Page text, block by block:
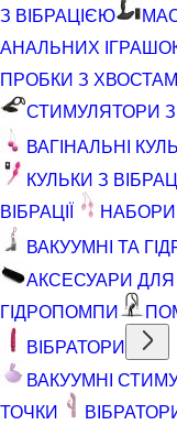
З ВІБРАЦІЄЮ
АНАЛЬНИХ
ПРОБКИ З
СТИМУЛЯТОРИ
ВАГІНАЛЬНІ
КУЛЬКИ З
ВІБРАЦІЇ
НАБОРИ
ВАКУУМНІ ТА
АКСЕСУАРИ
ГІДРОПОМПИ
ВІБРАТОРИ
ВАКУУМНІ
ТОЧКИ